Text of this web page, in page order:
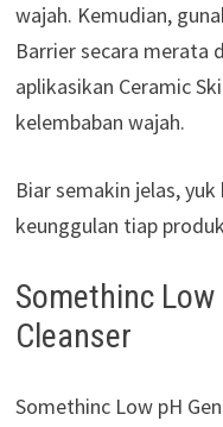
wajah. Kemudian,
Barrier secara merata
aplikasikan Ceramic
kelembaban wajah.
Biar semakin jelas,
keunggulan tiap
Somethinc
Cleanser
Somethinc Low pH